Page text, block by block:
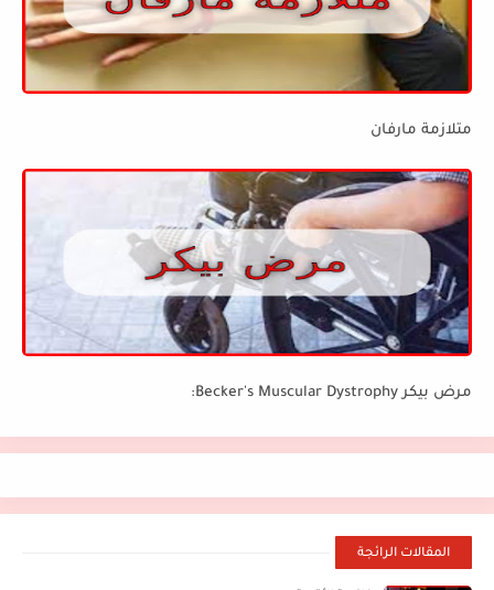
متلازمة مارفان
مرض بيكر Becker's Muscular Dystrophy:
المقالات الرائجة